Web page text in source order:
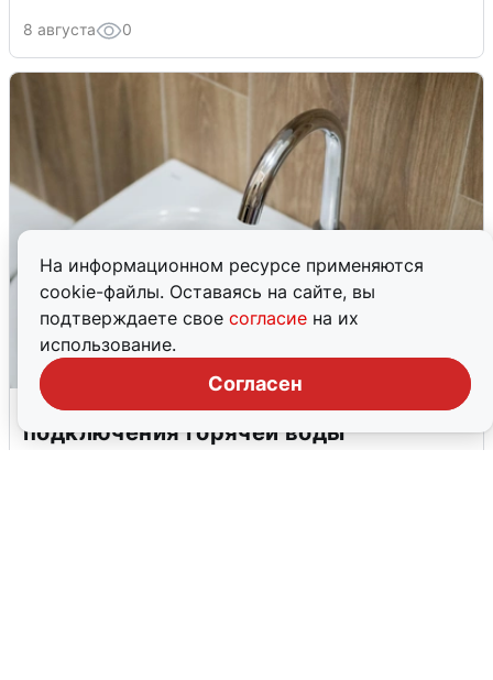
На информационном ресурсе применяются
cookie-файлы. Оставаясь на сайте, вы
подтверждаете свое согласие на их
использование.
Согласен
8 августа 0
В Архангельске перенесли сроки
подключения горячей воды